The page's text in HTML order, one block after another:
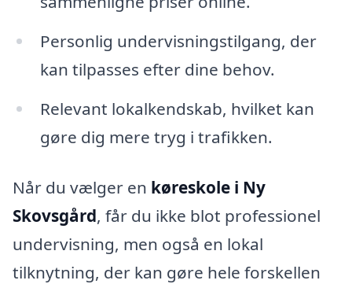
Personlig undervisningstilgang, der
kan tilpasses efter dine behov.
Relevant lokalkendskab, hvilket kan
gøre dig mere tryg i trafikken.
Når du vælger en køreskole i Ny
Skovsgård, får du ikke blot professionel
undervisning, men også en lokal
tilknytning, der kan gøre hele forskellen